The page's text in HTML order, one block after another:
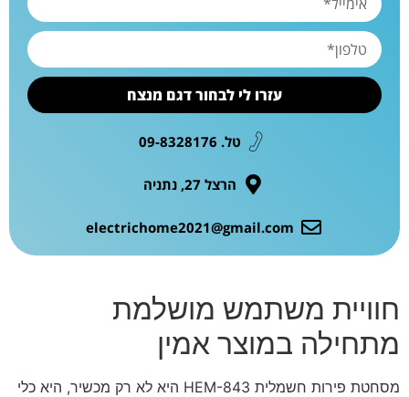
עזרו לי לבחור דגם מנצח
טל. 09-8328176
הרצל 27, נתניה
electrichome2021@gmail.com
חוויית משתמש מושלמת
מתחילה במוצר אמין
מסחטת פירות חשמלית HEM-843 היא לא רק מכשיר, היא כלי